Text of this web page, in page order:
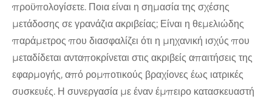
προϋπολογίσετε. Ποια είναι η σημασία της σχέσης
μετάδοσης σε γρανάζια ακριβείας; Είναι η θεμελιώδης
παράμετρος που διασφαλίζει ότι η μηχανική ισχύς που
μεταδίδεται ανταποκρίνεται στις ακριβείς απαιτήσεις της
εφαρμογής, από ρομποτικούς βραχίονες έως ιατρικές
συσκευές. Η συνεργασία με έναν έμπειρο κατασκευαστή